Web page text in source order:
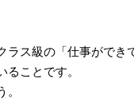
ス級の「仕事ができ
ことです。